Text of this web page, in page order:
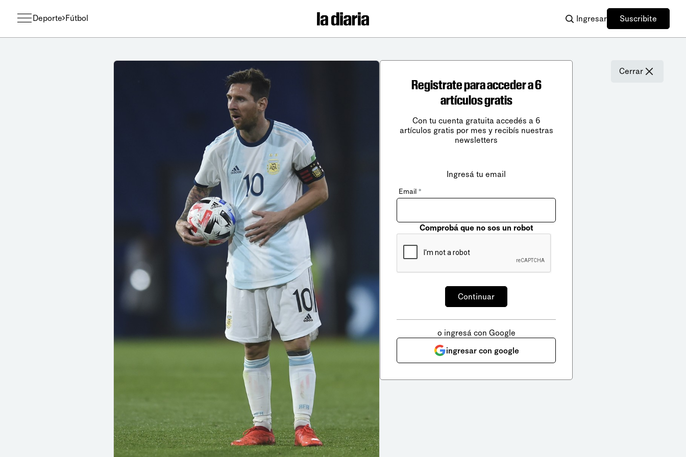
Deporte Fútbol Ingresar Suscribite
Cerrar
Registrate para acceder a 6
artículos gratis
Con tu cuenta gratuita accedés a 6
artículos gratis por mes y recibís nuestras
newsletters
Ingresá tu email
Email *
Comprobá que no sos un robot
o ingresá con Google
ingresar con google